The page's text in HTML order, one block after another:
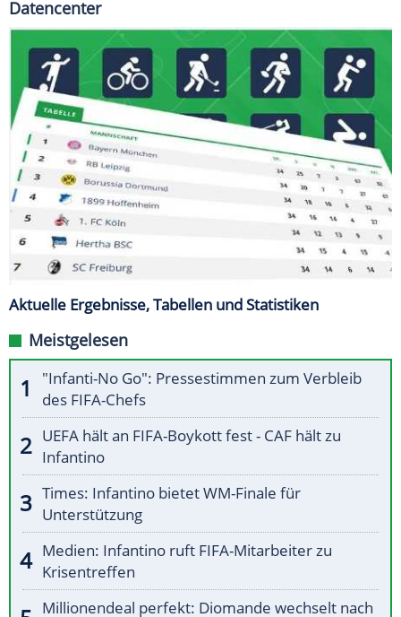
Datencenter
Aktuelle Ergebnisse, Tabellen und Statistiken
Meistgelesen
"Infanti-No Go": Pressestimmen zum Verbleib
des FIFA-Chefs
UEFA hält an FIFA-Boykott fest - CAF hält zu
Infantino
Times: Infantino bietet WM-Finale für
Unterstützung
Medien: Infantino ruft FIFA-Mitarbeiter zu
Krisentreffen
Millionendeal perfekt: Diomande wechselt nach